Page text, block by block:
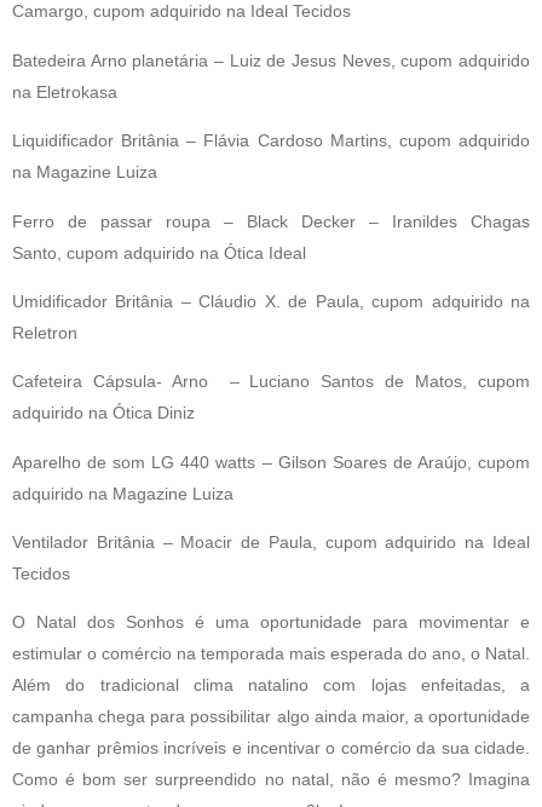
Camargo, cupom adquirido na Ideal Tecidos
Batedeira Arno planetária – Luiz de Jesus Neves, cupom adquirido
na Eletrokasa
Liquidificador Britânia – Flávia Cardoso Martins, cupom adquirido
na Magazine Luiza
Ferro de passar roupa – Black Decker – Iranildes Chagas
Santo, cupom adquirido na Ótica Ideal
Umidificador Britânia – Cláudio X. de Paula, cupom adquirido na
Reletron
Cafeteira Cápsula- Arno – Luciano Santos de Matos, cupom
adquirido na Ótica Diniz
Aparelho de som LG 440 watts – Gilson Soares de Araújo, cupom
adquirido na Magazine Luiza
Ventilador Britânia – Moacir de Paula, cupom adquirido na Ideal
Tecidos
O Natal dos Sonhos é uma oportunidade para movimentar e
estimular o comércio na temporada mais esperada do ano, o Natal.
Além do tradicional clima natalino com lojas enfeitadas, a
campanha chega para possibilitar algo ainda maior, a oportunidade
de ganhar prêmios incríveis e incentivar o comércio da sua cidade.
Como é bom ser surpreendido no natal, não é mesmo? Imagina